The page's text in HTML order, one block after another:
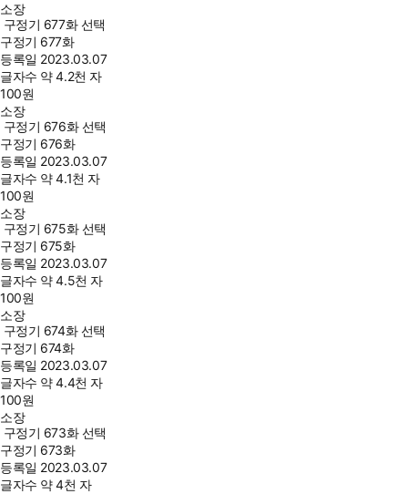
소장
구정기 677화 선택
구정기 677화
등록일 2023.03.07
글자수 약 4.2천 자
100원
소장
구정기 676화 선택
구정기 676화
등록일 2023.03.07
글자수 약 4.1천 자
100원
소장
구정기 675화 선택
구정기 675화
등록일 2023.03.07
글자수 약 4.5천 자
100원
소장
구정기 674화 선택
구정기 674화
등록일 2023.03.07
글자수 약 4.4천 자
100원
소장
구정기 673화 선택
구정기 673화
등록일 2023.03.07
글자수 약 4천 자